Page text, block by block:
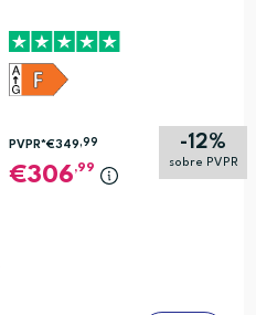
-12%
sobre PVPR
PVPR*€349,99
306,99